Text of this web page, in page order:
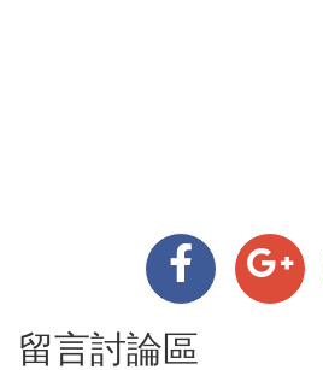
留言討論區